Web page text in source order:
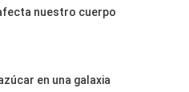
nuestro cuerpo
en una galaxia